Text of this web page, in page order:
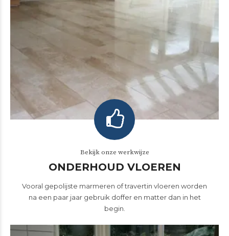
Bekijk onze werkwijze
ONDERHOUD VLOEREN
Vooral gepolijste marmeren of travertin vloeren worden
na een paar jaar gebruik doffer en matter dan in het
begin.